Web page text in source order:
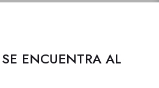
ENCUENTRA AL